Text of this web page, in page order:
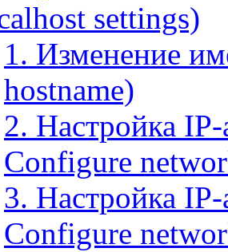
settings)
1. Изменение
hostname)
2. Настройка IP-
Configure
3. Настройка
Configure